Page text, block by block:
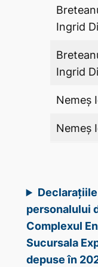
Ingrid
Ingrid
Nemeș
Nemeș
personalului
Complexul
Sucursala
depuse în